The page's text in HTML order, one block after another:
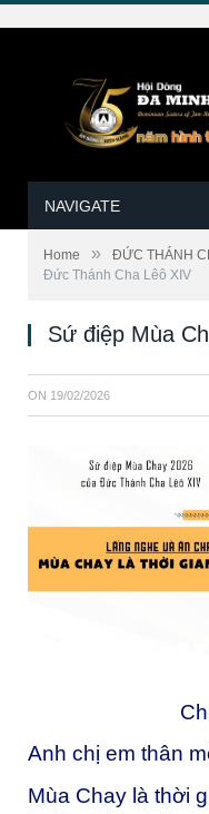
NAVIGATE
Home » ĐỨC THÁNH
Đức Thánh Cha Lêô XIV
Sứ điệp Mùa
ON 19/02/2026
Anh chị em thân
Mùa Chay là thời